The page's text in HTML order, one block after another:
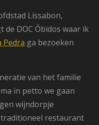
Lissabon,
de DOC Óbidos waar ik
Pedra ga bezoeken
van het familie
in petto we gaan
wijndorpje
restaurant